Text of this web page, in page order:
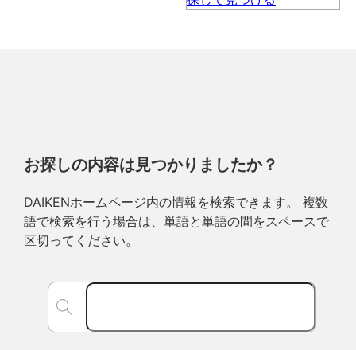
お探しの内容は見つかりましたか？
DAIKENホームページ内の情報を検索できます。 複数
語で検索を行う場合は、単語と単語の間をスペースで
区切ってください。